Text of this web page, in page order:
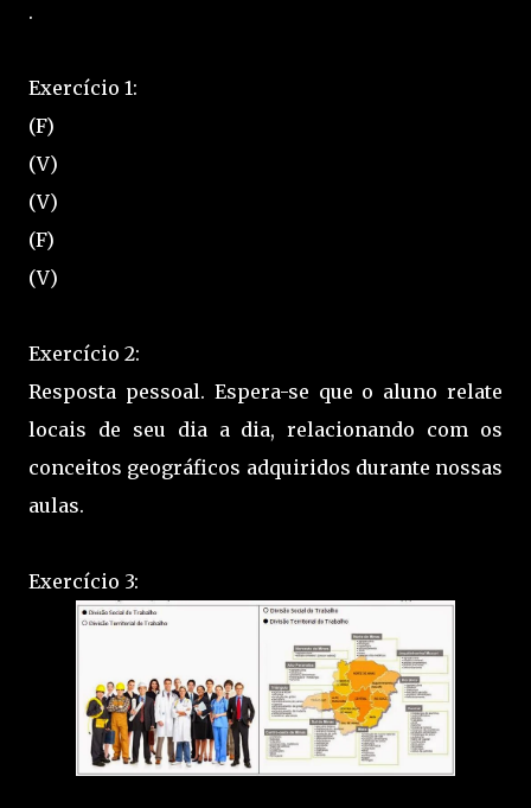
.
Exercício 1:
(F)
(V)
(V)
(F)
(V)
Exercício 2:
Resposta pessoal. Espera-se que o aluno relate
locais de seu dia a dia, relacionando com os
conceitos geográficos adquiridos durante nossas
aulas.
Exercício 3: